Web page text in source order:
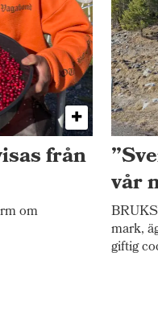
från
om
vår
mark,
giftig